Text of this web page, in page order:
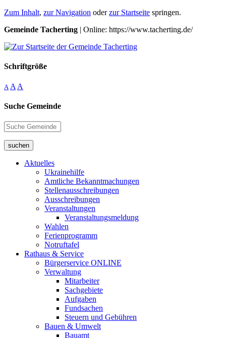
Zum Inhalt, zur Navigation oderzur Startseite springen.
Gemeinde Tacherting | Online: https://www.tacherting.de/
Schriftgröße
A A A
Suche Gemeinde
suchen
Aktuelles
Ukrainehilfe
Amtliche Bekanntmachungen
Stellenausschreibungen
Ausschreibungen
Veranstaltungen
Veranstaltungsmeldung
Wahlen
Ferienprogramm
Notruftafel
Rathaus & Service
Bürgerservice ONLINE
Verwaltung
Mitarbeiter
Sachgebiete
Aufgaben
Fundsachen
Steuern und Gebühren
Bauen & Umwelt
Bauamt